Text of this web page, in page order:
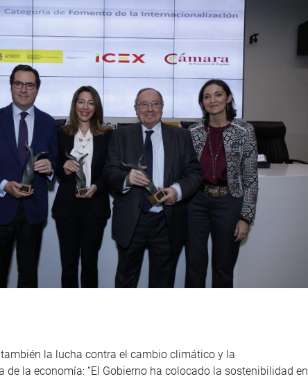
la lucha contra el cambio climático y la
de la economía: “El Gobierno ha colocado la sostenibilidad en